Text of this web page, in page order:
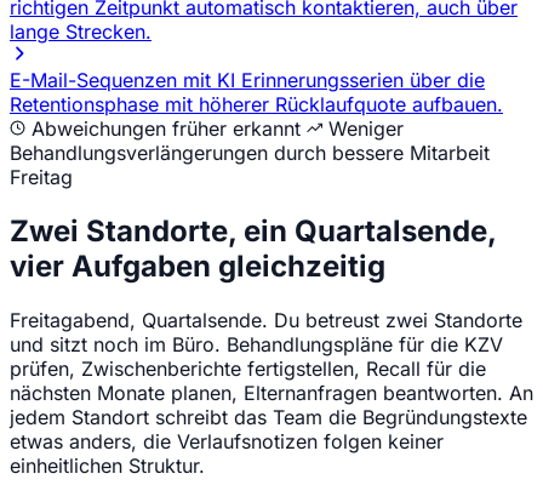
richtigen Zeitpunkt automatisch kontaktieren, auch über
lange Strecken.
E-Mail-Sequenzen mit KI Erinnerungsserien über die
Retentionsphase mit höherer Rücklaufquote aufbauen.
Abweichungen früher erkannt
Weniger
Behandlungsverlängerungen durch bessere Mitarbeit
Freitag
Zwei Standorte, ein Quartalsende,
vier Aufgaben gleichzeitig
Freitagabend, Quartalsende. Du betreust zwei Standorte
und sitzt noch im Büro. Behandlungspläne für die KZV
prüfen, Zwischenberichte fertigstellen, Recall für die
nächsten Monate planen, Elternanfragen beantworten. An
jedem Standort schreibt das Team die Begründungstexte
etwas anders, die Verlaufsnotizen folgen keiner
einheitlichen Struktur.